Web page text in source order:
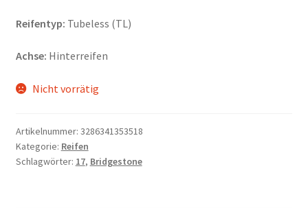
Reifentyp: Tubeless (TL)
Achse: Hinterreifen
Nicht vorrätig
Artikelnummer: 3286341353518
Kategorie: Reifen
Schlagwörter: 17, Bridgestone